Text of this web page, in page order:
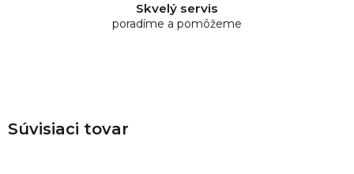
Skvelý servis
poradíme a pomôžeme
Súvisiaci tovar